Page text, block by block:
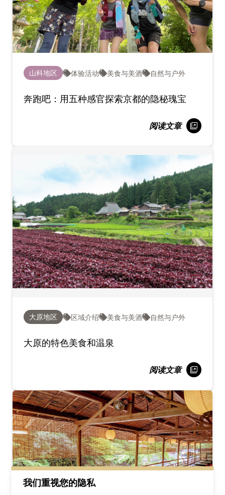
我们重视您的隐私
山科地区 体验活动 美食与美酒 自然与户外
奔跑吧：用五种感官探索京都的隐秘瑰宝
阅读文章
大原地区 区域介绍 美食与美酒 自然与户外
大原的特色美食和温泉
阅读文章